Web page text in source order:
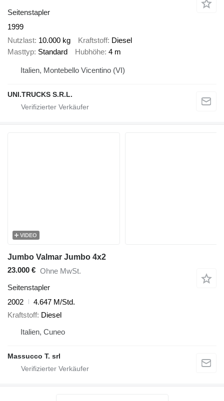
Seitenstapler
1999
Nutzlast 10.000 kg Kraftstoff Diesel
Masttyp Standard Hubhöhe 4 m
Italien, Montebello Vicentino (VI)
UNI.TRUCKS S.R.L.
VIDEO
Jumbo Valmar Jumbo 4x2
23.000 € Ohne MwSt.
Seitenstapler
2002
4.647 M/Std.
Kraftstoff Diesel
Italien, Cuneo
Massucco T. srl